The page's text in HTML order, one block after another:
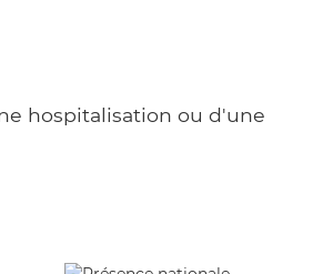
hospitalisation ou d'une